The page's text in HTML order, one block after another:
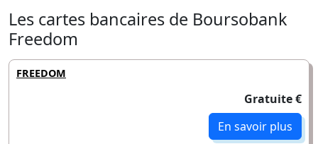
Les cartes bancaires de Boursobank
Freedom
FREEDOM
Gratuite €
En savoir plus